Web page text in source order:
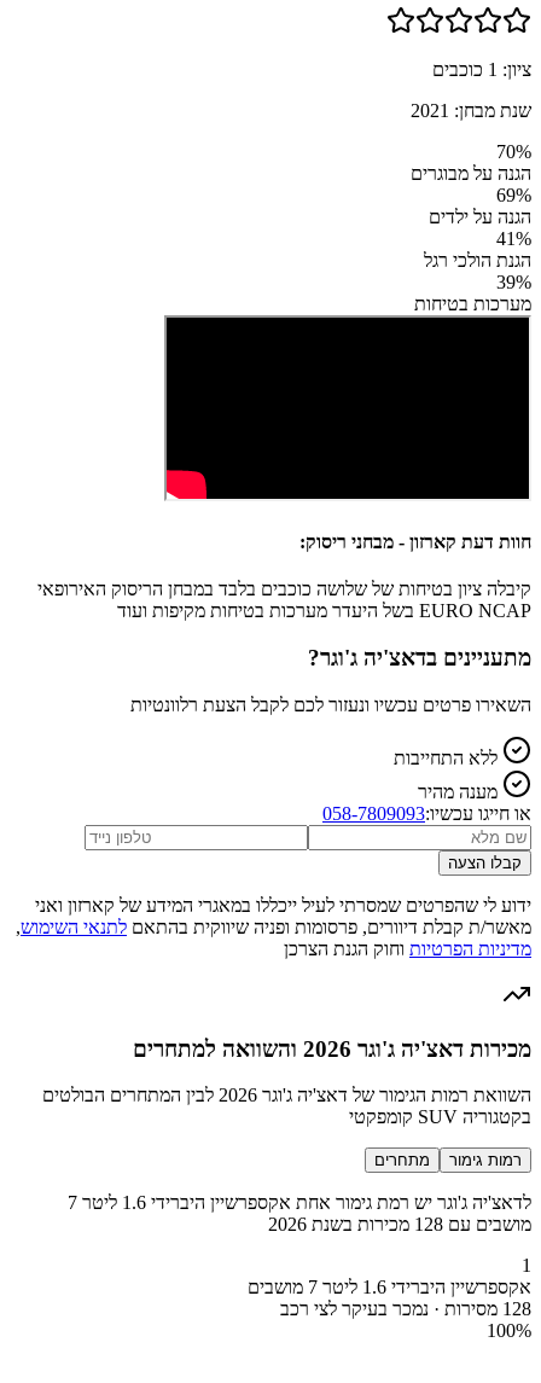
ציון: 1 כוכבים
שנת מבחן: 2021
70%
הגנה על מבוגרים
69%
הגנה על ילדים
41%
הגנת הולכי רגל
39%
מערכות בטיחות
חוות דעת קארזון - מבחני ריסוק:
קיבלה ציון בטיחות של שלושה כוכבים בלבד במבחן הריסוק האירופאי
EURO NCAP בשל היעדר מערכות בטיחות מקיפות ועוד
מתעניינים בדאצ'יה ג'וגר?
השאירו פרטים עכשיו ונעזור לכם לקבל הצעת רלוונטיות
ללא התחייבות
מענה מהיר
או חייגו עכשיו:058-7809093
קבלו הצעה
ידוע לי שהפרטים שמסרתי לעיל ייכללו במאגרי המידע של קארזון ואני
מאשר/ת קבלת דיוורים, פרסומות ופניה שיווקית בהתאם לתנאי השימוש,
מדיניות הפרטיות וחוק הגנת הצרכן
מכירות דאצ'יה ג'וגר 2026 והשוואה למתחרים
השוואת רמות הגימור של דאצ'יה ג'וגר 2026 לבין המתחרים הבולטים
בקטגוריה SUV קומפקטי
רמות גימור מתחרים
לדאצ'יה ג'וגר יש רמת גימור אחת אקספרשיין היברידי 1.6 ליטר 7
מושבים עם 128 מכירות בשנת 2026
1
אקספרשיין היברידי 1.6 ליטר 7 מושבים
128 מסירות · נמכר בעיקר לצי רכב
100%